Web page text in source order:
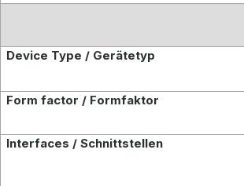
Device Type / Gerätetyp
Form factor / Formfaktor
Interfaces / Schnittstellen